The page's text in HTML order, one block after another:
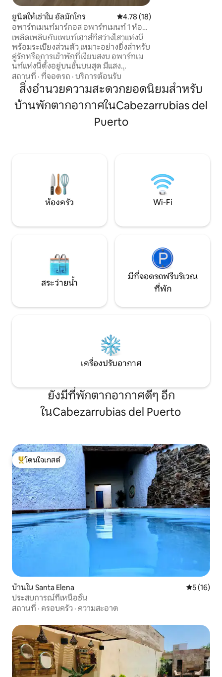
ยูนิตให้เช่าใน อัลมักโกร คะแนนเฉลี่ย 4.78 จาก 5, 18 รีวิว
4.78 (18)
อพาร์ทเมนท์มาร์กอส อพาร์ทเมนท์ 1 ห้อง
นอน...
เพลิดเพลินกับเพนท์เฮาส์ที่สว่างไสวแห่งนี้
พร้อมระเบียงส่วนตัว เหมาะอย่างยิ่งสำหรับ
คู่รักหรือการเข้าพักที่เงียบสงบ อพาร์ทเม
นท์แห่งนี้ตั้งอยู่บนชั้นบนสุด มีแสง
ธรรมชาติมากมายและบรรยากาศที่อบอุ่น
ระเบียงส่วนตัวเหมาะสำหรับการพักผ่อน
หรือเพลิดเพลินกับพระอาทิตย์ตกดิน ที่พัก
มีห้องนั่งเล่นพร้อมห้องครัวขนาดเล็ก ห้อง
เข้าพักทุกประเภท ห้องนอนเงียบสงบและมี
การจัดวางอย่างดี มีเตียงกว้าง ชุดเครื่อง
นอนคุณภาพ และตู้เสื้อผ้าขนาดใหญ่ เพื่อ
ให้มั่นใจว่าคุณจะนอนหลับสบายอย่าง
เหมือนใคร อพาร์ทเมนท์สุดพิเศษมีระเบียง
สบาย การออกแบบที่ดี และพื้นที่กลางแจ้งที่
สถานที่ · ที่จอดรถ · บริการต้อนรับ
สิ่งอำนวยความสะดวกยอดนิยมสำหรับ
บ้านพักตากอากาศในCabezarrubias del
Puerto
ห้องครัว Wi-Fi
สระว่ายน้ำ
มีที่จอดรถฟรีบริเวณ
ที่พัก
เครื่องปรับอากาศ
ยังมีที่พักตากอากาศดีๆ อีก
ในCabezarrubias del Puerto
โดนใจเกสต์ที่สุด
โดนใจเกสต์
บ้านใน Santa Elena คะแนนเฉลี่
5 (16)
ประสบการณ์ที่เหนือชั้น
สถานที่ · ครอบครัว · ความสะอาด